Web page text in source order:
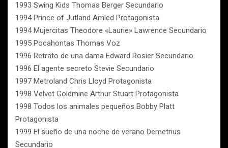
1993 Swing Kids Thomas Berger Secundario
1994 Prince of Jutland Amled Protagonista
1994 Mujercitas Theodore «Laurie» Lawrence Secundario
1995 Pocahontas Thomas Voz
1996 Retrato de una dama Edward Rosier Secundario
1996 El agente secreto Stevie Secundario
1997 Metroland Chris Lloyd Protagonista
1998 Velvet Goldmine Arthur Stuart Protagonista
1998 Todos los animales pequeños Bobby Platt
Protagonista
1999 El sueño de una noche de verano Demetrius
Secundario